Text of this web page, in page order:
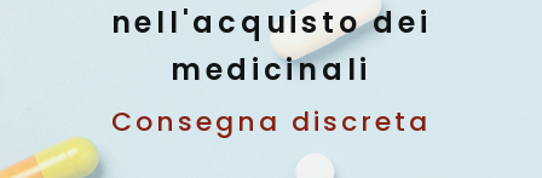
nell'acquisto dei
medicinali
Consegna discreta